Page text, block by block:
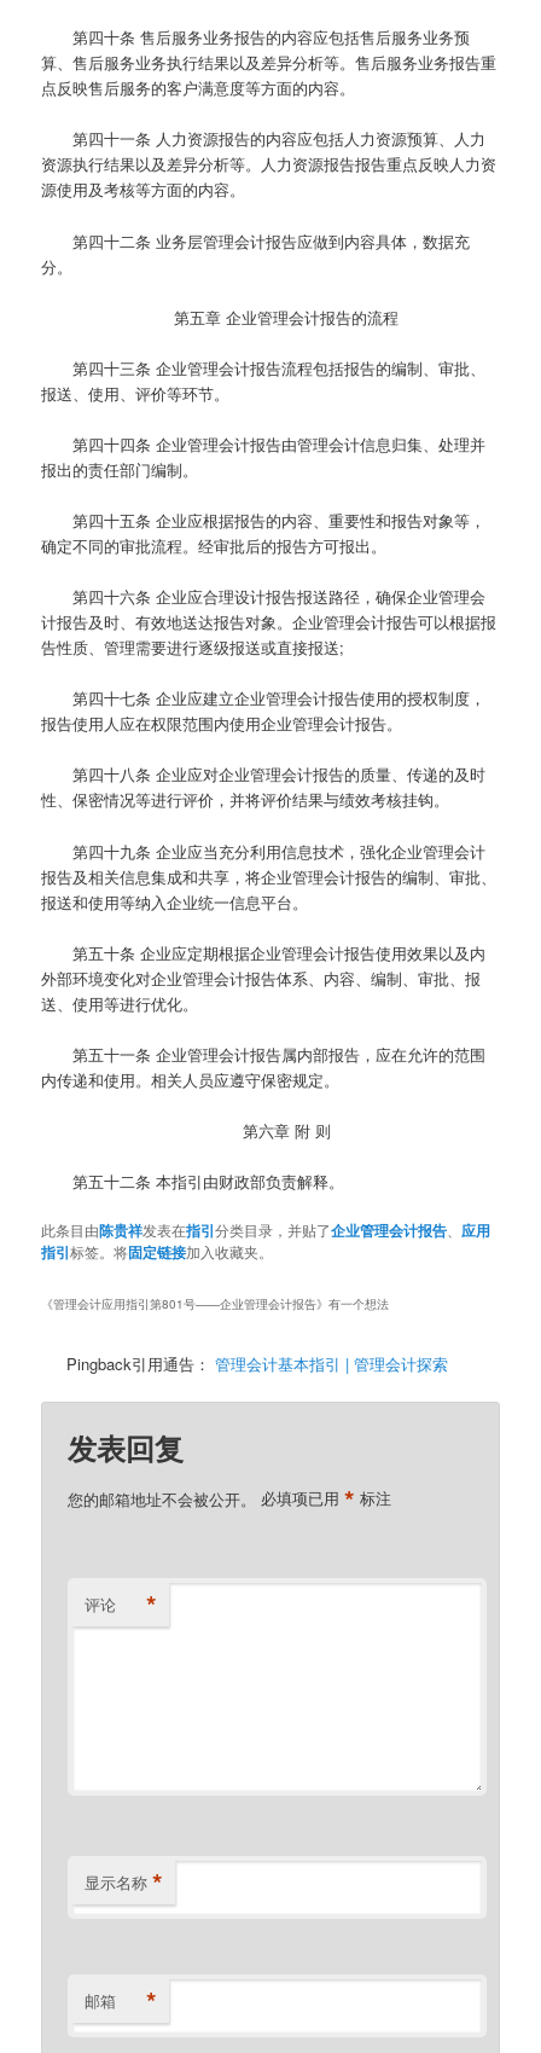
第四十条 售后服务业务报告的内容应包括售后服务业务预
算、售后服务业务执行结果以及差异分析等。售后服务业务报告重
点反映售后服务的客户满意度等方面的内容。
第四十一条 人力资源报告的内容应包括人力资源预算、人力
资源执行结果以及差异分析等。人力资源报告报告重点反映人力资
源使用及考核等方面的内容。
第四十二条 业务层管理会计报告应做到内容具体，数据充
分。
第五章 企业管理会计报告的流程
第四十三条 企业管理会计报告流程包括报告的编制、审批、
报送、使用、评价等环节。
第四十四条 企业管理会计报告由管理会计信息归集、处理并
报出的责任部门编制。
第四十五条 企业应根据报告的内容、重要性和报告对象等，
确定不同的审批流程。经审批后的报告方可报出。
第四十六条 企业应合理设计报告报送路径，确保企业管理会
计报告及时、有效地送达报告对象。企业管理会计报告可以根据报
告性质、管理需要进行逐级报送或直接报送;
第四十七条 企业应建立企业管理会计报告使用的授权制度，
报告使用人应在权限范围内使用企业管理会计报告。
第四十八条 企业应对企业管理会计报告的质量、传递的及时
性、保密情况等进行评价，并将评价结果与绩效考核挂钩。
第四十九条 企业应当充分利用信息技术，强化企业管理会计
报告及相关信息集成和共享，将企业管理会计报告的编制、审批、
报送和使用等纳入企业统一信息平台。
第五十条 企业应定期根据企业管理会计报告使用效果以及内
外部环境变化对企业管理会计报告体系、内容、编制、审批、报
送、使用等进行优化。
第五十一条 企业管理会计报告属内部报告，应在允许的范围
内传递和使用。相关人员应遵守保密规定。
第六章 附 则
第五十二条 本指引由财政部负责解释。
此条目由陈贵祥发表在指引分类目录，并贴了企业管理会计报告
应用
指引标签。将固定链接加入收藏夹。
《管理会计应用指引第801号——企业管理会计报告》有一个想法
Pingback引用通告：管理会计基本指引 | 管理会计探索
发表回复
您的邮箱地址不会被公开。 必填项已用* 标注
评论 *
显示名称 *
邮箱 *